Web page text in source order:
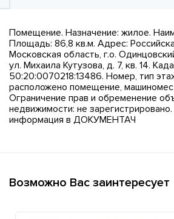
Помещение. Назначение: жилое.
Площадь: 86,8 кв.м. Адрес:
Московская область, г.о.
ул. Михаила Кутузова, д. 7, кв. 14.
50:20:0070218:13486. Номер, тип
расположено помещение,
Ограничение прав и обременение
недвижимости: не
информация в ДОКУМЕНТАЧ
Возможно Вас заинтересует